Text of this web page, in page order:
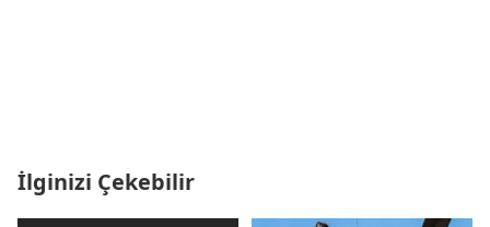
İlginizi Çekebilir